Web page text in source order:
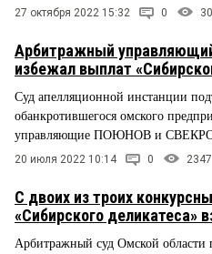
27 октября 2022 15:32 0
Арбитражный
избежал выплат
Суд апелляционной инстанции
обанкротившегося омского
управляющие ПОЮНОВ и
20 июля 2022 10:14 0 2347
С двоих из троих
«Сибирского деликатеса»
Арбитражный суд Омской